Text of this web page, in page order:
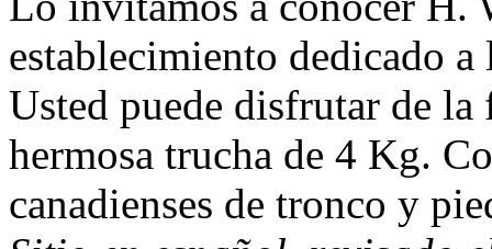
establecimiento dedicado
Usted puede disfrutar de la
hermosa trucha de 4 Kg.
canadienses de tronco y